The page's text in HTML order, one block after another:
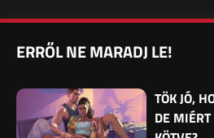
ERRŐL NE MARADJ LE!
TÖK JÓ,
DE